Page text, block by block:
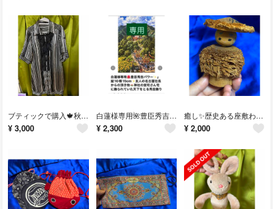
ブティックで購入🍁秋のエレガントトップスブティックで購入🌹友人の名古屋社長夫人からの頂き物✨秋トップス
¥ 3,000
白蓮様専用🌺豊臣秀吉パワー✨』縦10横15cm✨友人の名古屋社長からの頂き物🪷神社の宮司さん宅に飾られていた天下をとる秀吉飾り
¥ 2,300
癒し✨歴史ある座敷わらしの癒しのお出迎え座敷わらし！友人の名古屋社長夫妻より★座敷わらしの宿のお出迎えの激カワ癒し飾り✨10cm
¥ 2,000